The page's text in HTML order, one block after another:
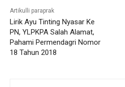
Artikulli paraprak
Lirik Ayu Tinting Nyasar Ke
PN, YLPKPA Salah Alamat,
Pahami Permendagri Nomor
18 Tahun 2018